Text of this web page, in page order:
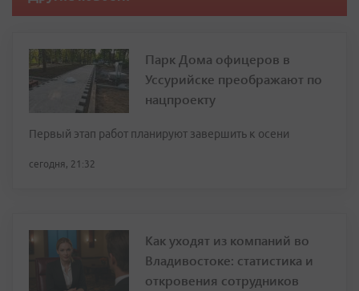
Парк Дома офицеров в
Уссурийске преображают по
нацпроекту
Первый этап работ планируют завершить к осени
сегодня, 21:32
Как уходят из компаний во
Владивостоке: статистика и
откровения сотрудников